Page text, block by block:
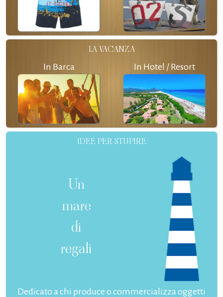
LA VACANZA
In Barca In Hotel / Resort
IDEE PER STUPIRE
Un
mare
di
regali
Dedicato a chi produce o commercializza oggetti